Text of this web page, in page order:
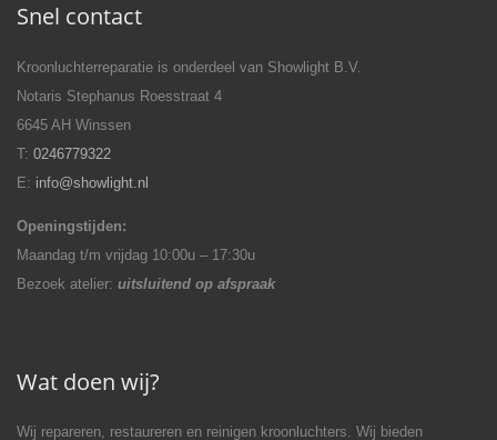
Snel contact
Kroonluchterreparatie is onderdeel van Showlight B.V.
Notaris Stephanus Roesstraat 4
6645 AH Winssen
T:0246779322
E: info@showlight.nl
Openingstijden:
Maandag t/m vrijdag 10:00u – 17:30u
Bezoek atelier:uitsluitend op afspraak
Wat doen wij?
Wij repareren, restaureren en reinigen kroonluchters. Wij bieden